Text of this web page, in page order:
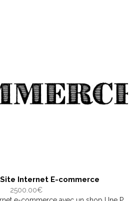
Internet E-commerce
2500.00€